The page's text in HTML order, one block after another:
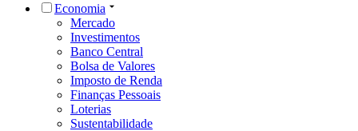
Economia
Mercado
Investimentos
Banco Central
Bolsa de Valores
Imposto de Renda
Finanças Pessoais
Loterias
Sustentabilidade